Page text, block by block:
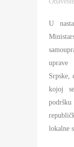
U
uprave
Srpske,
kojoj
podršku
lokalne